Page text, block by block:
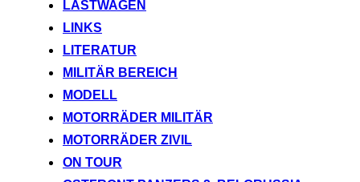
LASTWAGEN
LINKS
LITERATUR
MILITÄR BEREICH
MODELL
MOTORRÄDER MILITÄR
MOTORRÄDER ZIVIL
ON TOUR